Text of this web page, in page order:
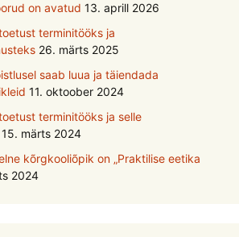
on avatud 13. aprill 2026
terminitööks ja
26. märts 2025
saab luua ja täiendada
11. oktoober 2024
terminitööks ja selle
15. märts 2024
kõrgkooliõpik on „Praktilise eetika
2024